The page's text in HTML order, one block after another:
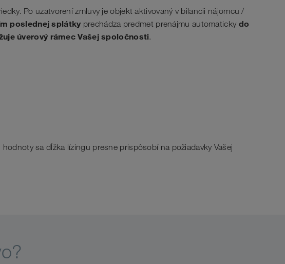
Po uzatvorení zmluvy je objekt aktivovaný v bilancii nájomcu /
poslednej splátky prechádza predmet prenájmu automaticky do
úverový rámec Vašej spoločnosti.
sa dĺžka lízingu presne prispôsobí na požiadavky Vašej